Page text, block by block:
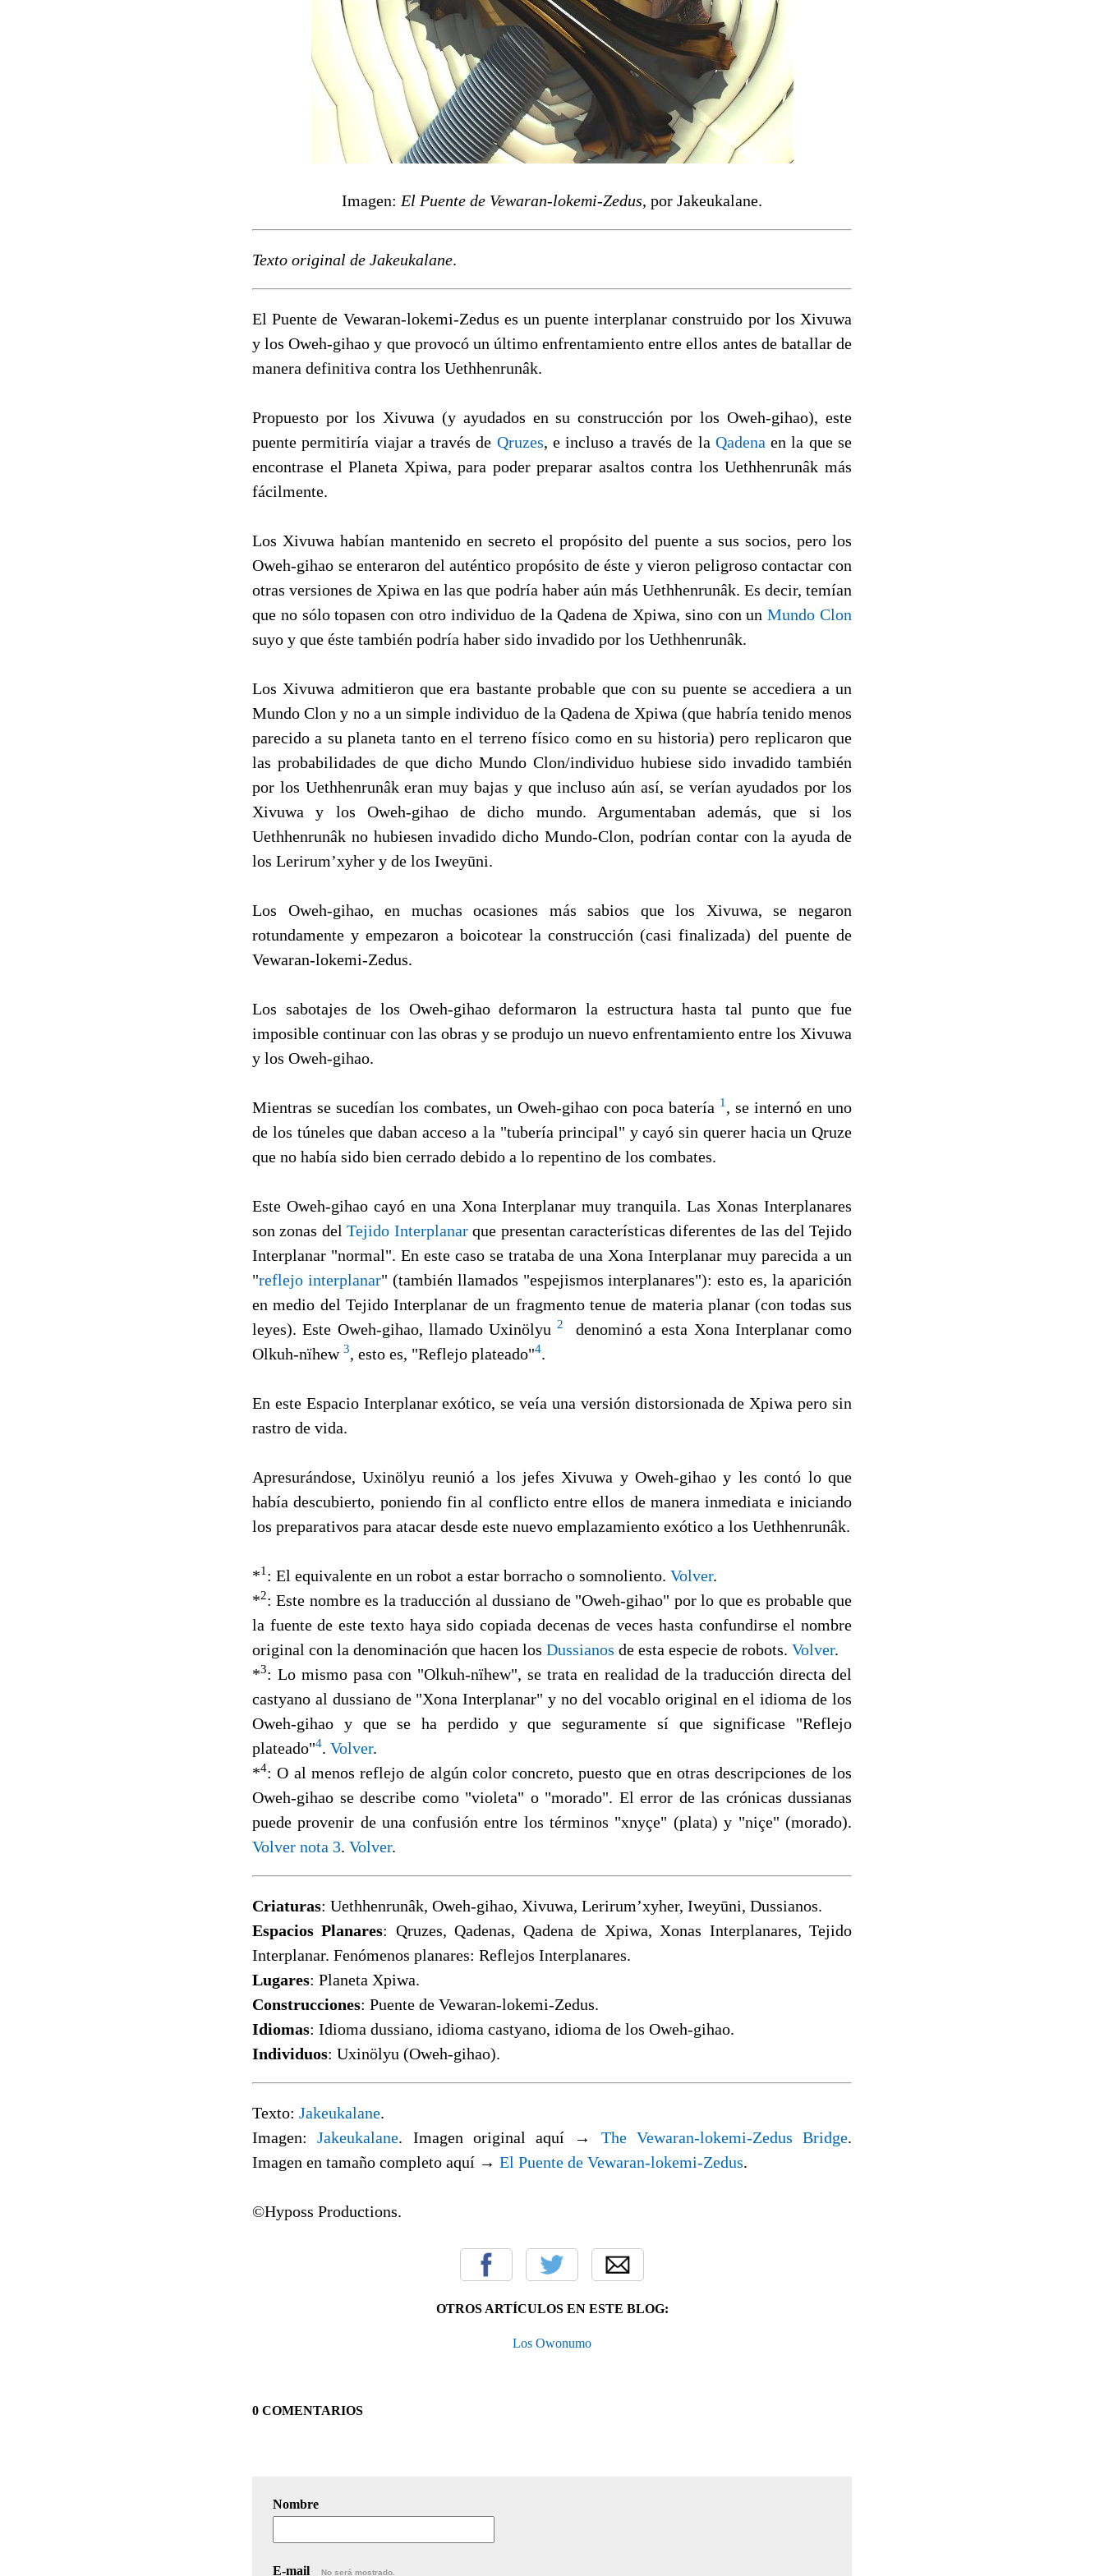
Imagen: El Puente de Vewaran-lokemi-Zedus, por Jakeukalane.
Texto original de Jakeukalane.
El Puente de Vewaran-lokemi-Zedus es un puente interplanar construido por los Xivuwa
y los Oweh-gihao y que provocó un último enfrentamiento entre ellos antes de batallar de
manera definitiva contra los Uethhenrunâk.
Propuesto por los Xivuwa (y ayudados en su construcción por los Oweh-gihao), este
puente permitiría viajar a través de Qruzes, e incluso a través de la Qadena en la que se
encontrase el Planeta Xpiwa, para poder preparar asaltos contra los Uethhenrunâk más
fácilmente.
Los Xivuwa habían mantenido en secreto el propósito del puente a sus socios, pero los
Oweh-gihao se enteraron del auténtico propósito de éste y vieron peligroso contactar con
otras versiones de Xpiwa en las que podría haber aún más Uethhenrunâk. Es decir, temían
que no sólo topasen con otro individuo de la Qadena de Xpiwa, sino con unMundo Clon
suyo y que éste también podría haber sido invadido por los Uethhenrunâk.
Los Xivuwa admitieron que era bastante probable que con su puente se accediera a un
Mundo Clon y no a un simple individuo de la Qadena de Xpiwa (que habría tenido menos
parecido a su planeta tanto en el terreno físico como en su historia) pero replicaron que
las probabilidades de que dicho Mundo Clon/individuo hubiese sido invadido también
por los Uethhenrunâk eran muy bajas y que incluso aún así, se verían ayudados por los
Xivuwa y los Oweh-gihao de dicho mundo. Argumentaban además, que si los
Uethhenrunâk no hubiesen invadido dicho Mundo-Clon, podrían contar con la ayuda de
los Lerirum’xyher y de los Iweyūni.
Los Oweh-gihao, en muchas ocasiones más sabios que los Xivuwa, se negaron
rotundamente y empezaron a boicotear la construcción (casi finalizada) del puente de
Vewaran-lokemi-Zedus.
Los sabotajes de los Oweh-gihao deformaron la estructura hasta tal punto que fue
imposible continuar con las obras y se produjo un nuevo enfrentamiento entre los Xivuwa
y los Oweh-gihao.
Mientras se sucedían los combates, un Oweh-gihao con poca batería 1, se internó en uno
de los túneles que daban acceso a la "tubería principal" y cayó sin querer hacia un Qruze
que no había sido bien cerrado debido a lo repentino de los combates.
Este Oweh-gihao cayó en una Xona Interplanar muy tranquila. Las Xonas Interplanares
son zonas delTejido Interplanarque presentan características diferentes de las del Tejido
Interplanar "normal". En este caso se trataba de una Xona Interplanar muy parecida a un
"reflejo interplanar" (también llamados "espejismos interplanares"): esto es, la aparición
en medio del Tejido Interplanar de un fragmento tenue de materia planar (con todas sus
leyes). Este Oweh-gihao, llamado Uxinölyu2
denominó a esta Xona Interplanar como
Olkuh-nïhew 3, esto es, "Reflejo plateado"4.
En este Espacio Interplanar exótico, se veía una versión distorsionada de Xpiwa pero sin
rastro de vida.
Apresurándose, Uxinölyu reunió a los jefes Xivuwa y Oweh-gihao y les contó lo que
había descubierto, poniendo fin al conflicto entre ellos de manera inmediata e iniciando
los preparativos para atacar desde este nuevo emplazamiento exótico a los Uethhenrunâk.
*1: El equivalente en un robot a estar borracho o somnoliento. Volver.
*2: Este nombre es la traducción al dussiano de "Oweh-gihao" por lo que es probable que
la fuente de este texto haya sido copiada decenas de veces hasta confundirse el nombre
original con la denominación que hacen los Dussianos de esta especie de robots. Volver.
*3: Lo mismo pasa con "Olkuh-nïhew", se trata en realidad de la traducción directa del
castyano al dussiano de "Xona Interplanar" y no del vocablo original en el idioma de los
Oweh-gihao y que se ha perdido y que seguramente sí que significase "Reflejo
plateado"4. Volver.
*4: O al menos reflejo de algún color concreto, puesto que en otras descripciones de los
Oweh-gihao se describe como "violeta" o "morado". El error de las crónicas dussianas
puede provenir de una confusión entre los términos "xnyçe" (plata) y "niçe" (morado).
Volver nota 3. Volver.
Criaturas: Uethhenrunâk, Oweh-gihao, Xivuwa, Lerirum’xyher, Iweyūni, Dussianos.
Espacios Planares: Qruzes, Qadenas, Qadena de Xpiwa, Xonas Interplanares, Tejido
Interplanar. Fenómenos planares: Reflejos Interplanares.
Lugares: Planeta Xpiwa.
Construcciones: Puente de Vewaran-lokemi-Zedus.
Idiomas: Idioma dussiano, idioma castyano, idioma de los Oweh-gihao.
Individuos: Uxinölyu (Oweh-gihao).
Texto: Jakeukalane.
Imagen:Jakeukalane. Imagen original aquí → The Vewaran-lokemi-Zedus Bridge.
Imagen en tamaño completo aquí → El Puente de Vewaran-lokemi-Zedus.
©Hyposs Productions.
OTROS ARTÍCULOS EN ESTE BLOG:
Los Owonumo
0 COMENTARIOS
Nombre
E-mail No será mostrado.